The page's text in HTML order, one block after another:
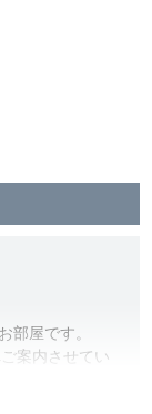
部屋です。
案内させてい